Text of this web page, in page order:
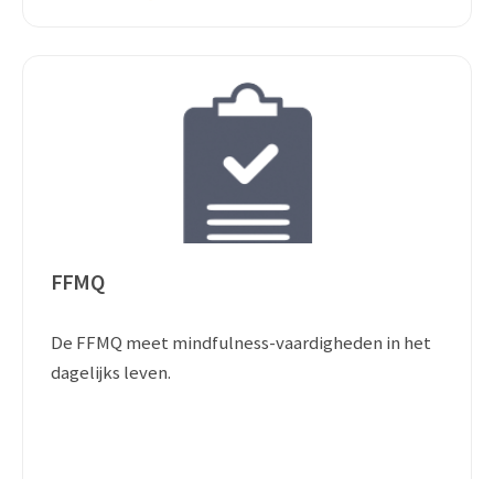
FFMQ
De FFMQ meet mindfulness-vaardigheden in het
dagelijks leven.